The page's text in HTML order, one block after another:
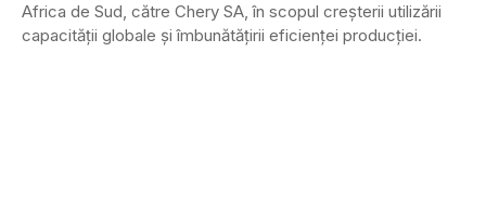
Africa de Sud, către Chery SA, în scopul creșterii utilizării
capacității globale și îmbunătățirii eficienței producției.